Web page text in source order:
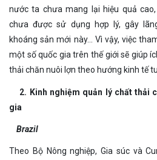
nước ta chưa mang lại hiệu quả
chưa được sử dụng hợp lý, gây
khoáng sản mới này… Vì vậy, việc
một số quốc gia trên thế giới sẽ giúp
thải chăn nuôi lợn theo hướng kinh tế
2. Kinh nghiệm quản lý chất thải
gia
Brazil
Theo Bộ Nông nghiệp, Gia súc và